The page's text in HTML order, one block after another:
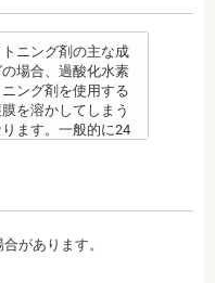
差があるので、治
ださい。
理事長 日坂充宏
に到達（厚生労働
スネット）
ブラッシング不足
しまいます。フッ
、通常の歯ブラ
ティングし虫歯に
する時期に制限が
ニング剤の主な成
場合、過酸化水素
ング剤を使用する
を溶かしてしまう
ます。一般的に24
過敏がおこるケー
強い刺激を与えて
剤はホームホワイ
があります。